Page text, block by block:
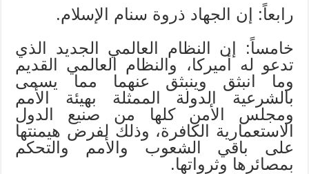
رابعاً: إن الجهاد ذروة سنام الإسلام.
خامساً: إن النظام العالمي الجديد الذي
تدعو له أميركا، والنظام العالمي القديم
وما انبثق وينبثق عنهما مما يسمى
بالشرعية الدولة الممثلة بهيئة الأمم
ومجلس الأمن كلها من صنيع الدول
الاستعمارية الكافرة، وذلك لفرض هيمنتها
على باقي الشعوب والأمم والتحكم
بمصائرها وثرواتها.